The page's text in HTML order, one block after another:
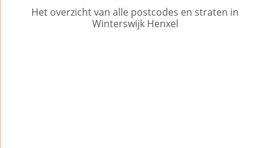
Het overzicht van alle postcodes en straten in
Winterswijk Henxel